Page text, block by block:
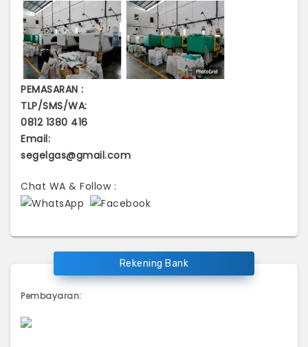
PEMASARAN :
TLP/SMS/WA:
0812 1380 416
Email:
segelgas@gmail.com
Chat WA & Follow :
Rekening Bank
Pembayaran: